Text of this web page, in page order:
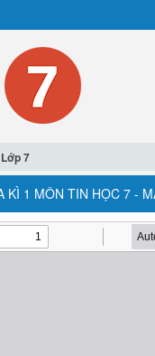
7
KÌ 1 MÔN TIN HỌC 7 -